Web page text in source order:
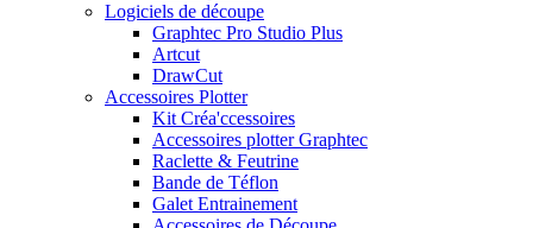
Logiciels de découpe
Graphtec Pro Studio Plus
Artcut
DrawCut
Accessoires Plotter
Kit Créa'ccessoires
Accessoires plotter Graphtec
Raclette & Feutrine
Bande de Téflon
Galet Entrainement